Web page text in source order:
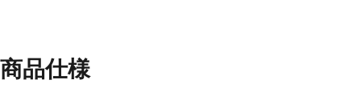
商品仕様